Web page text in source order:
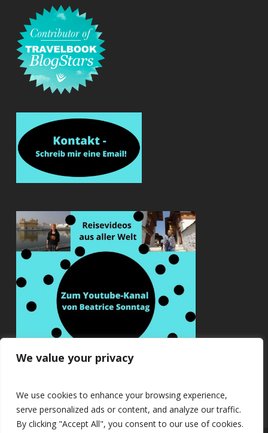
We value your privacy
We use cookies to enhance your browsing experience,
serve personalized ads or content, and analyze our traffic.
By clicking "Accept All", you consent to our use of cookies.